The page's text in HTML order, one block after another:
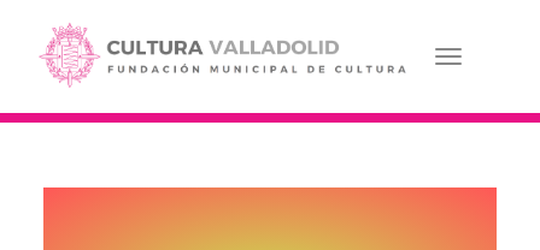
contenido
principal
Toggle